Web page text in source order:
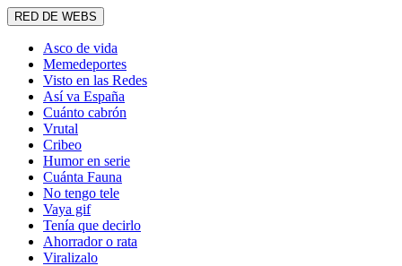
RED DE WEBS
Asco de vida
Memedeportes
Visto en las Redes
Así va España
Cuánto cabrón
Vrutal
Cribeo
Humor en serie
Cuánta Fauna
No tengo tele
Vaya gif
Tenía que decirlo
Ahorrador o rata
Viralizalo